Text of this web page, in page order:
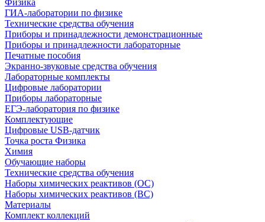
Физика
ГИА-лаборатории по физике
Технические средства обучения
Приборы и принадлежности демонстрационные
Приборы и принадлежности лабораторные
Печатные пособия
Экранно-звуковые средства обучения
Лабораторные комплекты
Цифровые лаборатории
Приборы лабораторные
ЕГЭ-лаборатория по физике
Комплектующие
Цифровые USB-датчик
Точка роста Физика
Химия
Обучающие наборы
Технические средства обучения
Наборы химических реактивов (ОС)
Наборы химических реактивов (ВС)
Материалы
Комплект коллекций